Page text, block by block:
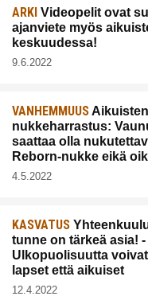
ARKI Videopelit ovat
ajanviete myös
keskuudessa!
9.6.2022
VANHEMMUUSAikuisten
nukkeharrastus:
saattaa olla
Reborn-nukke eikä
4.5.2022
KASVATUS
tunne on tärkeä asia! -
Ulkopuolisuutta
lapset että aikuiset
12.4.2022